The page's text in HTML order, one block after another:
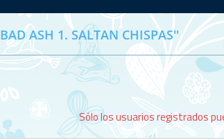
BAD ASH 1. SALTAN CHISPAS
Sólo los usuarios registrados